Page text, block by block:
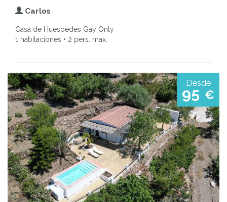
Carlos
Casa de Huespedes Gay Only
1 habitaciones • 2 pers. max.
Desde
95 €